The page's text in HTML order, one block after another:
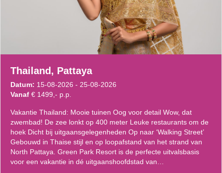
Thailand, Pattaya
Datum: 15-08-2026 - 25-08-2026
Vanaf € 1499,- p.p.
Vakantie Thailand: Mooie tuinen Oog voor detail Wow, dat
zwembad! De zee lonkt op 400 meter Leuke restaurants om de
hoek Dicht bij uitgaansgelegenheden Op naar ‘Walking Street’
Gebouwd in Thaise stijl en op loopafstand van het strand van
North Pattaya. Green Park Resort is de perfecte uitvalsbasis
voor een vakantie in dé uitgaanshoofdstad van…